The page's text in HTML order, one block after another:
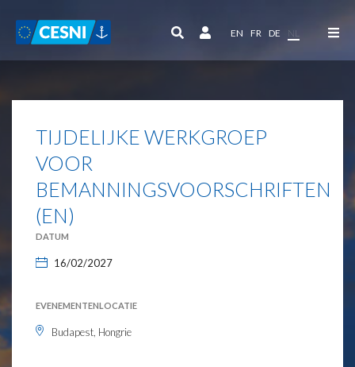
EN FR DE NL
TIJDELIJKE WERKGROEP
VOOR
BEMANNINGSVOORSCHRIFTEN
(EN)
DATUM
16/02/2027
EVENEMENTENLOCATIE
Budapest, Hongrie